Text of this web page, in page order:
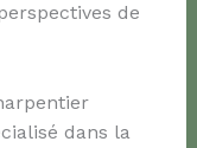
de
dans la